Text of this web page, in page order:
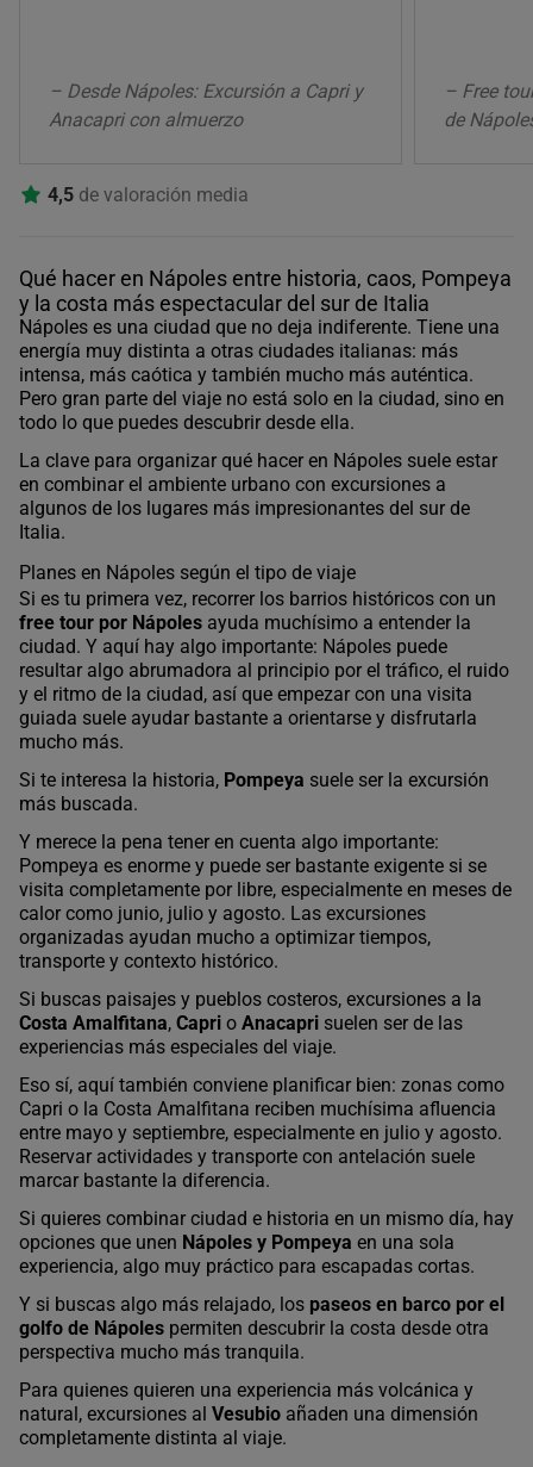
– Desde Nápoles: Excursión a Capri y
Anacapri con almuerzo
– Free
de
4,5 de valoración media
Qué hacer en Nápoles entre historia, caos, Pompeya
y la costa más espectacular del sur de Italia
Nápoles es una ciudad que no deja indiferente. Tiene una
energía muy distinta a otras ciudades italianas: más
intensa, más caótica y también mucho más auténtica.
Pero gran parte del viaje no está solo en la ciudad, sino en
todo lo que puedes descubrir desde ella.
La clave para organizar qué hacer en Nápoles suele estar
en combinar el ambiente urbano con excursiones a
algunos de los lugares más impresionantes del sur de
Italia.
Planes en Nápoles según el tipo de viaje
Si es tu primera vez, recorrer los barrios históricos con un
free tour por Nápoles ayuda muchísimo a entender la
ciudad. Y aquí hay algo importante: Nápoles puede
resultar algo abrumadora al principio por el tráfico, el ruido
y el ritmo de la ciudad, así que empezar con una visita
guiada suele ayudar bastante a orientarse y disfrutarla
mucho más.
Si te interesa la historia, Pompeya suele ser la excursión
más buscada.
Y merece la pena tener en cuenta algo importante:
Pompeya es enorme y puede ser bastante exigente si se
visita completamente por libre, especialmente en meses de
calor como junio, julio y agosto. Las excursiones
organizadas ayudan mucho a optimizar tiempos,
transporte y contexto histórico.
Si buscas paisajes y pueblos costeros, excursiones a la
Costa Amalfitana, Capri o Anacapri suelen ser de las
experiencias más especiales del viaje.
Eso sí, aquí también conviene planificar bien: zonas como
Capri o la Costa Amalfitana reciben muchísima afluencia
entre mayo y septiembre, especialmente en julio y agosto.
Reservar actividades y transporte con antelación suele
marcar bastante la diferencia.
Si quieres combinar ciudad e historia en un mismo día, hay
opciones que unen Nápoles y Pompeya en una sola
experiencia, algo muy práctico para escapadas cortas.
Y si buscas algo más relajado, los paseos en barco por el
golfo de Nápoles permiten descubrir la costa desde otra
perspectiva mucho más tranquila.
Para quienes quieren una experiencia más volcánica y
natural, excursiones al Vesubio añaden una dimensión
completamente distinta al viaje.